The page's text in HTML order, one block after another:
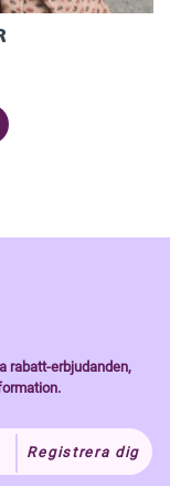
rabatt-erbjudanden,
Registrera dig